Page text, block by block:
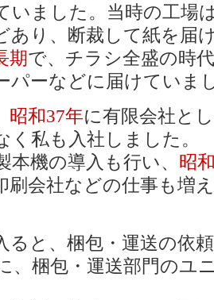
いました。当時の工場
あり、断裁して紙を届
期で、チラシ全盛の時
パーなどに届けていま
昭和37年に有限会社と
く私も入社しました。
本機の導入も行い、 昭
刷会社などの仕事も増
ると、梱包・運送の依
、梱包・運送部門のユ